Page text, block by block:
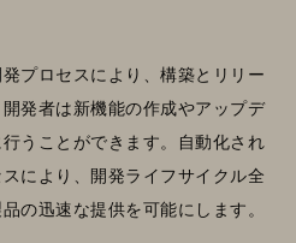
プロセスにより、構築とリリー
発者は新機能の作成やアップデ
うことができます。自動化され
により、開発ライフサイクル全
の迅速な提供を可能にします。